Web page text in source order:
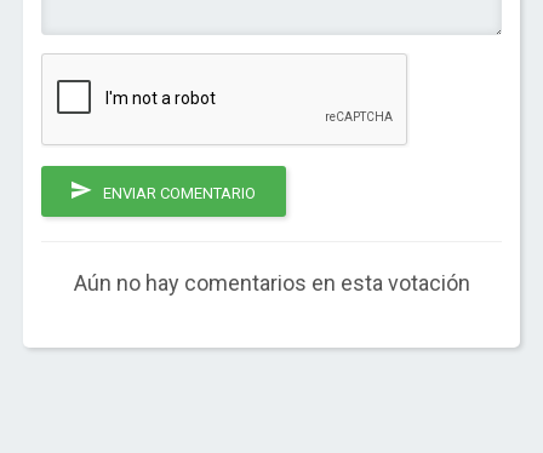
ENVIAR COMENTARIO
Aún no hay comentarios en esta votación